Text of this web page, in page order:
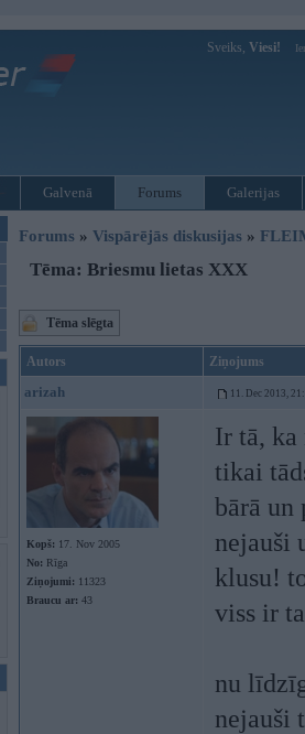
Sveiks, Viesi!
Galvenā Forums Galerijas
Forums » Vispārējās diskusijas »
Tēma: Briesmu lietas XXX
Tēma slēgta
Autors Ziņojums
arizah 11. Dec 2013,
Kopš: 17. Nov 2005
No: Rīga
Ziņojumi: 11323
Braucu ar: 43
Ir tā, ka
tikai
bārā un
nejauši
klusu!
viss ir
nu
nejauši